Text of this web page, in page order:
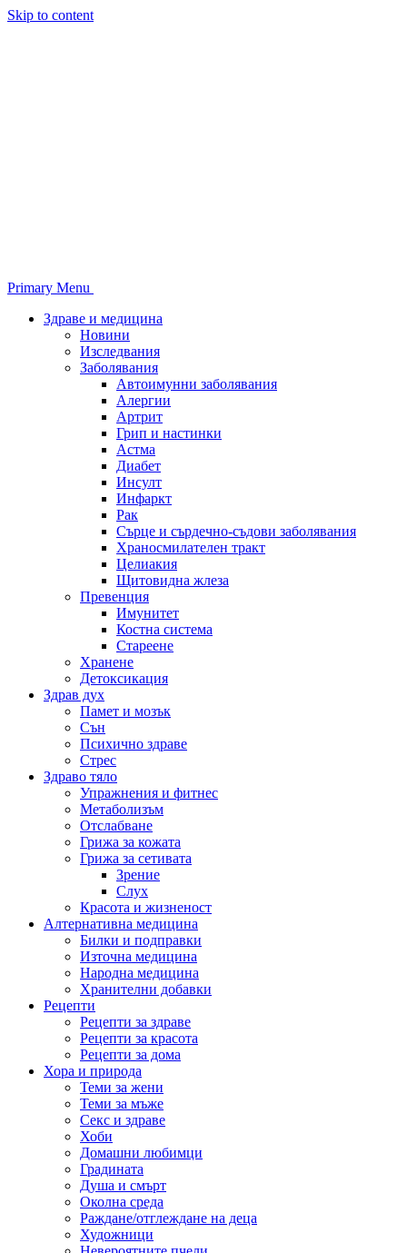
Skip to content
Primary Menu
Здраве и медицина
Новини
Изследвания
Заболявания
Автоимунни заболявания
Алергии
Артрит
Грип и настинки
Астма
Диабет
Инсулт
Инфаркт
Рак
Сърце и сърдечно-съдови заболявания
Храносмилателен тракт
Целиакия
Щитовидна жлеза
Превенция
Имунитет
Костна система
Стареене
Хранене
Детоксикация
Здрав дух
Памет и мозък
Сън
Психично здраве
Стрес
Здраво тяло
Упражнения и фитнес
Метаболизъм
Отслабване
Грижа за кожата
Грижа за сетивата
Зрение
Слух
Красота и жизненост
Алтернативна медицина
Билки и подправки
Източна медицина
Народна медицина
Хранителни добавки
Рецепти
Рецепти за здраве
Рецепти за красота
Рецепти за дома
Хора и природа
Теми за жени
Теми за мъже
Секс и здраве
Хоби
Домашни любимци
Градината
Душа и смърт
Околна среда
Раждане/отглеждане на деца
Художници